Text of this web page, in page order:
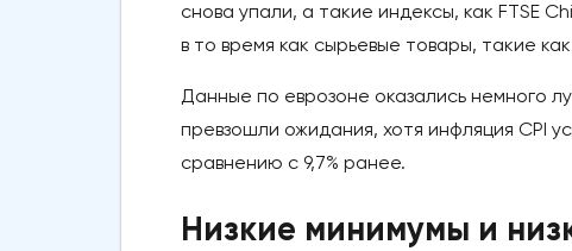
снова упали, а такие индексы, как FTSE
в то время как сырьевые товары, такие
Данные по еврозоне оказались немного
превзошли ожидания, хотя инфляция CPI
сравнению с 9,7% ранее.
Низкие минимумы и